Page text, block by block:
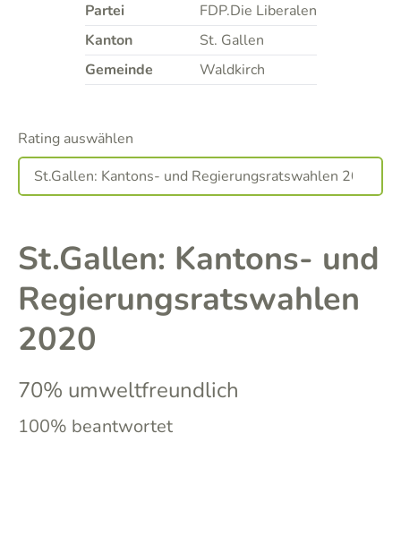
Partei
FDP.Die Liberalen
Kanton
St. Gallen
Gemeinde
Waldkirch
Rating auswählen
St.Gallen: Kantons- und
Regierungsratswahlen
2020
70% umweltfreundlich
100% beantwortet